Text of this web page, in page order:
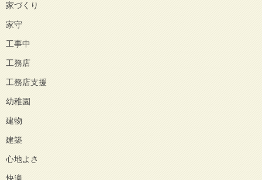
家づくり
家守
工事中
工務店
工務店支援
幼稚園
建物
建築
心地よさ